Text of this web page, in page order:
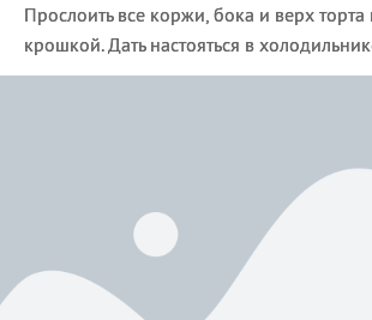
Прослоить все коржи, бока и верх торта
крошкой. Дать настояться в